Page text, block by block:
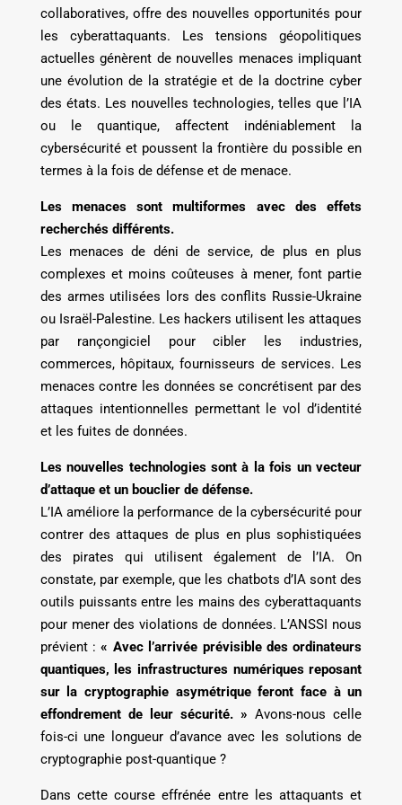
collaboratives, offre des nouvelles opportunités pour
les cyberattaquants. Les tensions géopolitiques
actuelles génèrent de nouvelles menaces impliquant
une évolution de la stratégie et de la doctrine cyber
des états. Les nouvelles technologies, telles que l’IA
ou le quantique, affectent indéniablement la
cybersécurité et poussent la frontière du possible en
termes à la fois de défense et de menace.
Les menaces sont multiformes avec des effets
recherchés différents.
Les menaces de déni de service, de plus en plus
complexes et moins coûteuses à mener, font partie
des armes utilisées lors des conflits Russie-Ukraine
ou Israël-Palestine. Les hackers utilisent les attaques
par rançongiciel pour cibler les industries,
commerces, hôpitaux, fournisseurs de services. Les
menaces contre les données se concrétisent par des
attaques intentionnelles permettant le vol d’identité
et les fuites de données.
Les nouvelles technologies sont à la fois un vecteur
d’attaque et un bouclier de défense.
L’IA améliore la performance de la cybersécurité pour
contrer des attaques de plus en plus sophistiquées
des pirates qui utilisent également de l’IA. On
constate, par exemple, que les chatbots d’IA sont des
outils puissants entre les mains des cyberattaquants
pour mener des violations de données. L’ANSSI nous
prévient :« Avec l’arrivée prévisible des ordinateurs
quantiques, les infrastructures numériques reposant
sur la cryptographie asymétrique feront face à un
effondrement de leur sécurité. » Avons-nous celle
fois-ci une longueur d’avance avec les solutions de
cryptographie post-quantique ?
Dans cette course effrénée entre les attaquants et